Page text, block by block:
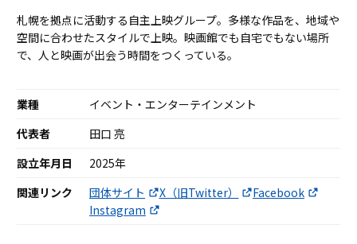
札幌を拠点に活動する自主上映グループ。多様な作品を、地域や
空間に合わせたスタイルで上映。映画館でも自宅でもない場所
で、人と映画が出会う時間をつくっている。
業種
イベント・エンターテインメント
代表者
田口 亮
設立年月日
2025年
関連リンク
団体サイト X（旧Twitter）
Facebook
Instagram